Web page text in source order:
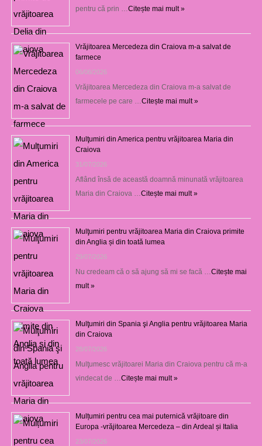
pentru că prin …Citește mai mult »
Vrăjitoarea Mercedeza din Craiova m-a salvat de
farmece
06/08/2026
Vrăjitoarea Mercedeza din Craiova m-a salvat de
farmecele pe care …Citește mai mult »
Mulţumiri din America pentru vrăjitoarea Maria din
Craiova
31/07/2026
Aflând însă de această doamnă minunată vrăjitoarea
Maria din Craiova …Citește mai mult »
Mulţumiri pentru vrăjitoarea Maria din Craiova primite
din Anglia și din toată lumea
29/07/2026
Nu credeam că o să ajung să mi se facă …Citește mai
mult »
Mulţumiri din Spania şi Anglia pentru vrăjitoarea Maria
din Craiova
28/07/2026
Mulţumesc vrăjitoarei Maria din Craiova pentru că m-a
vindecat de …Citește mai mult »
Mulțumiri pentru cea mai puternică vrăjitoare din
Europa -vrăjitoarea Mercedeza – din Ardeal și Italia
23/07/2026